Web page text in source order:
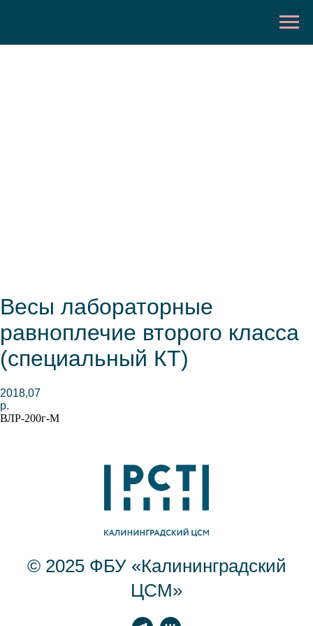
Весы лабораторные
равноплечие второго класса
(специальный КТ)
2018,07
р.
ВЛР-200г-М
© 2025 ФБУ «Калининградский
ЦСМ»